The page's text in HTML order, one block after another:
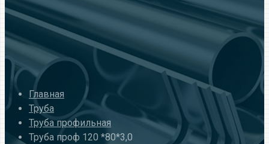
Главная
Труба
Труба профильная
Труба проф 120 *80*3,0